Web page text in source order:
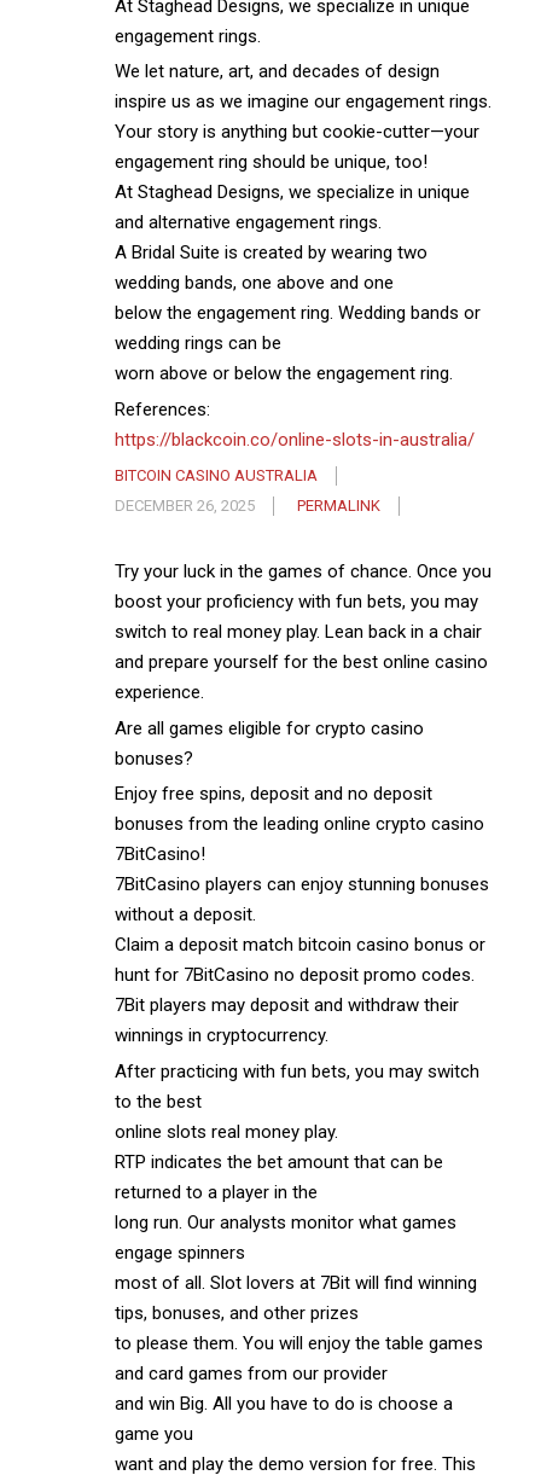
At Staghead Designs, we specialize in unique
engagement rings.
We let nature, art, and decades of design
inspire us as we imagine our engagement rings.
Your story is anything but cookie-cutter—your
engagement ring should be unique, too!
At Staghead Designs, we specialize in unique
and alternative engagement rings.
A Bridal Suite is created by wearing two
wedding bands, one above and one
below the engagement ring. Wedding bands or
wedding rings can be
worn above or below the engagement ring.
References:
https://blackcoin.co/online-slots-in-australia/
BITCOIN CASINO AUSTRALIA
DECEMBER 26, 2025
PERMALINK
Try your luck in the games of chance. Once you
boost your proficiency with fun bets, you may
switch to real money play. Lean back in a chair
and prepare yourself for the best online casino
experience.
Are all games eligible for crypto casino
bonuses?
Enjoy free spins, deposit and no deposit
bonuses from the leading online crypto casino
7BitCasino!
7BitCasino players can enjoy stunning bonuses
without a deposit.
Claim a deposit match bitcoin casino bonus or
hunt for 7BitCasino no deposit promo codes.
7Bit players may deposit and withdraw their
winnings in cryptocurrency.
After practicing with fun bets, you may switch
to the best
online slots real money play.
RTP indicates the bet amount that can be
returned to a player in the
long run. Our analysts monitor what games
engage spinners
most of all. Slot lovers at 7Bit will find winning
tips, bonuses, and other prizes
to please them. You will enjoy the table games
and card games from our provider
and win Big. All you have to do is choose a
game you
want and play the demo version for free. This